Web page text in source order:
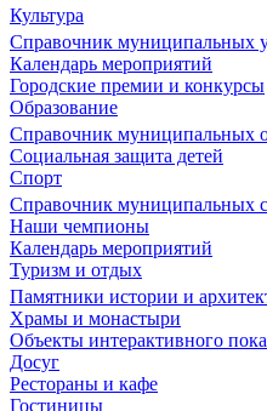
Культура
Справочник муниципальных
Календарь мероприятий
Городские премии и конкурсы
Образование
Справочник муниципальных
Социальная защита детей
Спорт
Справочник муниципальных
Наши чемпионы
Календарь мероприятий
Туризм и отдых
Памятники истории и
Храмы и монастыри
Объекты интерактивного
Досуг
Рестораны и кафе
Гостиницы